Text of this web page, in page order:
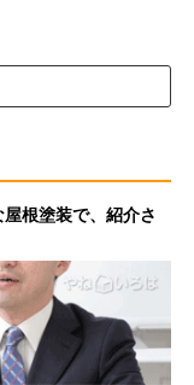
根塗装で、紹介さ